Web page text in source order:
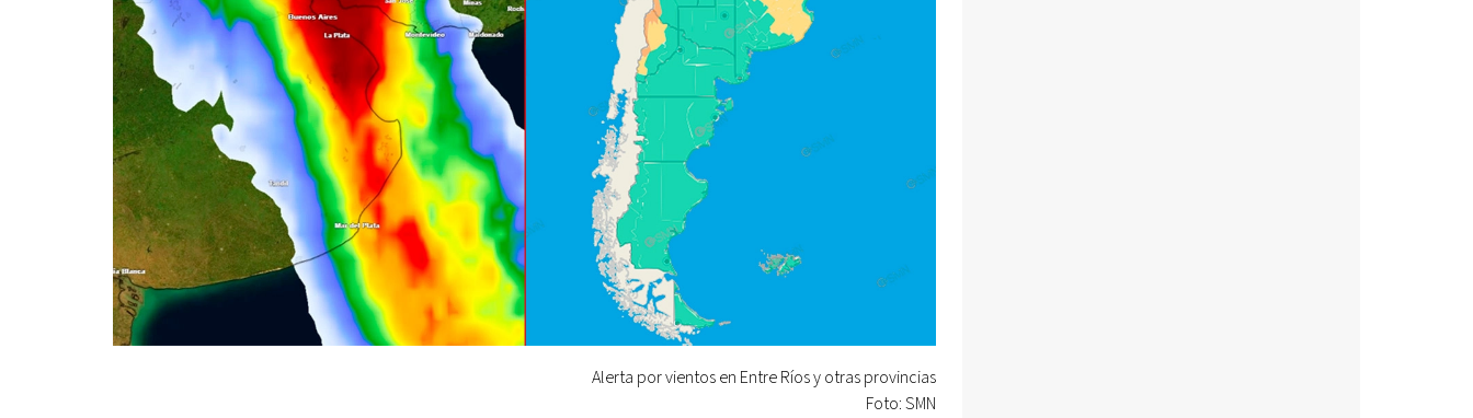
Alerta por vientos en Entre Ríos y otras provincias
Foto: SMN